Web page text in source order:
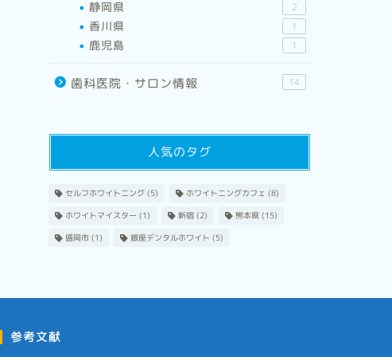
静岡県 2
香川県 1
鹿児島 1
歯科医院・サロン情報 14
人気のタグ
セルフホワイトニング(5) ホワイトニングカフェ (8)
ホワイトマイスター (1) 新宿(2) 熊本県(15)
盛岡市(1) 銀座デンタルホワイト (5)
参考文献